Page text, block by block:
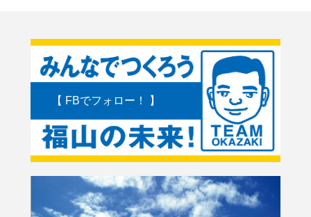
【 FBでフォロー！ 】